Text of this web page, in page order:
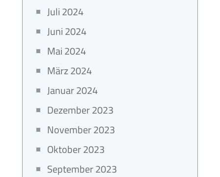
Juli 2024
Juni 2024
Mai 2024
März 2024
Januar 2024
Dezember 2023
November 2023
Oktober 2023
September 2023